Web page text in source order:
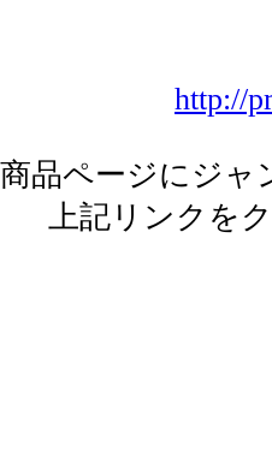
http://
商品ページにジャ
上記リンクを